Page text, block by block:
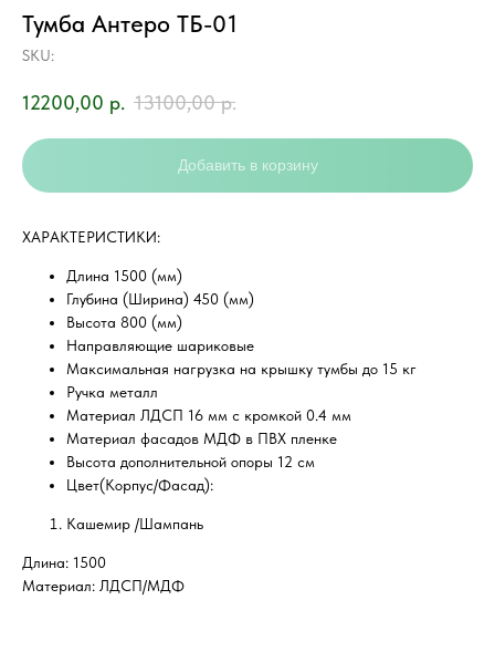
Тумба Антеро ТБ-01
SKU:
12200,00 р. 13100,00 р.
Добавить в корзину
ХAРAKТEPИCТИKИ:
Длина 1500 (мм)
Глубина (Ширина) 450 (мм)
Высота 800 (мм)
Направляющие шариковые
Максимальная нагрузка на крышку тумбы до 15 кг
Ручка металл
Материал ЛДСП 16 мм с кромкой 0.4 мм
Материал фасадов МДФ в ПВХ пленке
Высота дополнительной опоры 12 см
Цвет(Корпус/Фасад):
Кашемир /Шампань
Длина: 1500
Материал: ЛДСП/МДФ